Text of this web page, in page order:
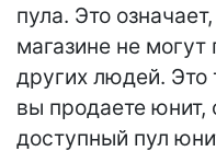
пула. Это
магазине не могут
других людей. Это
вы продаете юнит,
доступный пул